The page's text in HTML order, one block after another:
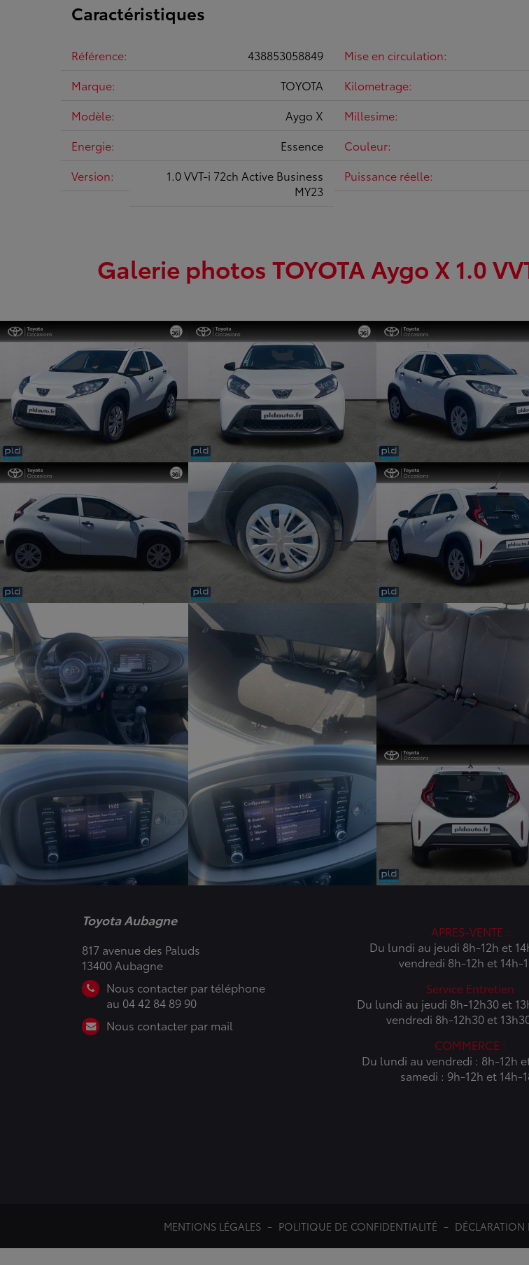
Caractéristiques
Référence:
438853058849
Marque:
TOYOTA
Modèle:
Aygo X
Energie:
Essence
Version:
1.0 VVT-i 72ch Active Business
MY23
Mise en circulation:
Kilometrage:
Millesime:
Couleur:
Puissance réelle:
Galerie photos TOYOTA Aygo X 1.0
Toyota Aubagne
817 avenue des Paluds
13400 Aubagne
Nous contacter par téléphone
au 04 42 84 89 90
Nous contacter par mail
APRES-VENTE :
Du lundi au jeudi 8h-12h et
vendredi 8h-12h et 14h-
Service Entretien
Du lundi au jeudi 8h-12h30 et
vendredi 8h-12h30 et
COMMERCE :
Du lundi au vendredi : 8h-12h
samedi : 9h-12h et 14h-
MENTIONS LÉGALES POLITIQUE DE CONFIDENTIALITÉ DÉCLARATION